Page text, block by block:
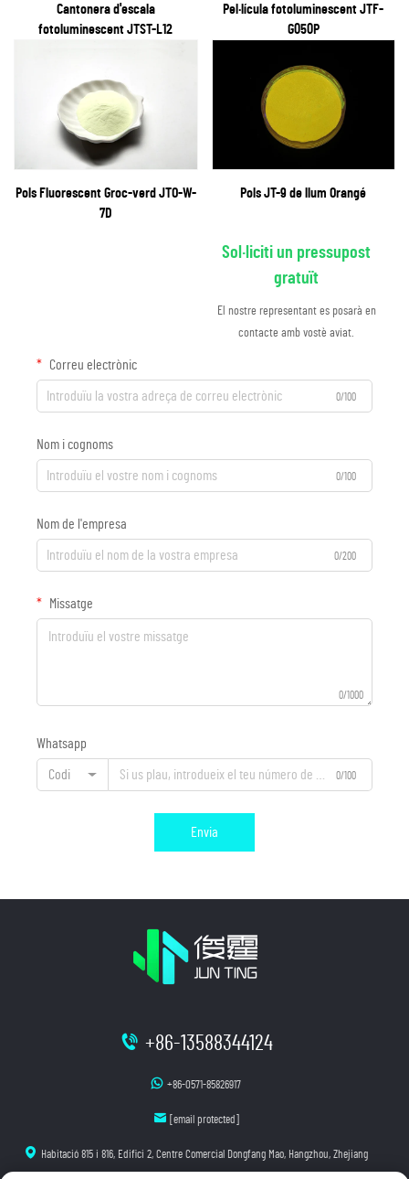
Cantonera d'escala
fotoluminescent JTST-L12
Pel·lícula fotoluminescent JTF-
G050P
Pols Fluorescent Groc-verd JTO-W-
7D
Pols JT-9 de llum Orangé
Sol·liciti un pressupost
gratuït
El nostre representant es posarà en
contacte amb vostè aviat.
Correu electrònic
0/100
Nom i cognoms
0/100
Nom de l'empresa
0/200
Missatge
0/1000
Whatsapp
Codi 0/100
Envia
+86-13588344124
+86-0571-85826917
[email protected]
Habitació 815 i 816, Edifici 2, Centre Comercial Dongfang Mao, Hangzhou, Zhejiang